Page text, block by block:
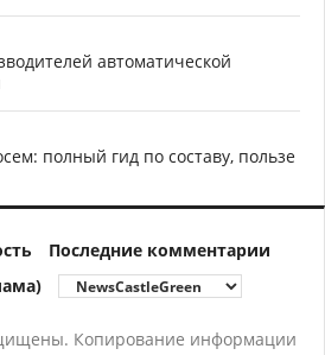
автоматической
полный гид по составу, пользе
Последние комментарии
Копирование информации